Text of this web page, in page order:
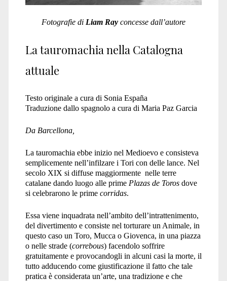
Fotografie di Liam Ray concesse dall’autore
La tauromachia nella Catalogna
attuale
Testo originale a cura di Sonia España
Traduzione dallo spagnolo a cura di Maria Paz Garcia
Da Barcellona,
La tauromachia ebbe inizio nel Medioevo e consisteva
semplicemente nell’infilzare i Tori con delle lance. Nel
secolo XIX si diffuse maggiormente nelle terre
catalane dando luogo alle prime Plazas de Torosdove
si celebrarono le prime corridas.
Essa viene inquadrata nell’ambito dell’intrattenimento,
del divertimento e consiste nel torturare un Animale, in
questo caso un Toro, Mucca o Giovenca, in una piazza
o nelle strade (correbous) facendolo soffrire
gratuitamente e provocandogli in alcuni casi la morte, il
tutto adducendo come giustificazione il fatto che tale
pratica è considerata un’arte, una tradizione e che